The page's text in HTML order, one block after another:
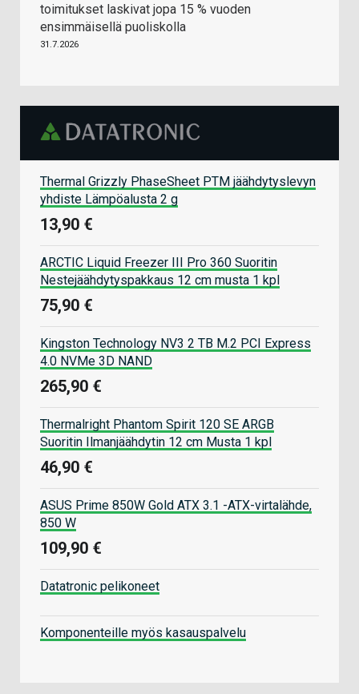
toimitukset laskivat jopa 15 % vuoden
ensimmäisellä puoliskolla
31.7.2026
Thermal Grizzly PhaseSheet PTM jäähdytyslevyn
yhdiste Lämpöalusta 2 g
13,90 €
ARCTIC Liquid Freezer III Pro 360 Suoritin
Nestejäähdytyspakkaus 12 cm musta 1 kpl
75,90 €
Kingston Technology NV3 2 TB M.2 PCI Express
4.0 NVMe 3D NAND
265,90 €
Thermalright Phantom Spirit 120 SE ARGB
Suoritin Ilmanjäähdytin 12 cm Musta 1 kpl
46,90 €
ASUS Prime 850W Gold ATX 3.1 -ATX-virtalähde,
850 W
109,90 €
Datatronic pelikoneet
Komponenteille myös kasauspalvelu